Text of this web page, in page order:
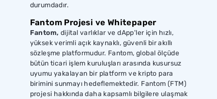
durumdadır.
Fantom Projesi ve Whitepaper
Fantom, dijital varlıklar ve dApp'ler için hızlı,
yüksek verimli açık kaynaklı, güvenli bir akıllı
sözleşme platformudur. Fantom, global ölçüde
bütün ticari işlem kuruluşları arasında kusursuz
uyumu yakalayan bir platform ve kripto para
birimini sunmayı hedeflemektedir. Fantom (FTM)
projesi hakkında daha kapsamlı bilgilere ulaşmak